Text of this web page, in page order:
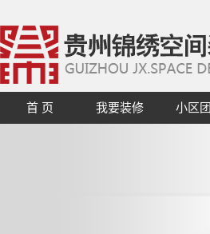
首 页 我要装修 小区